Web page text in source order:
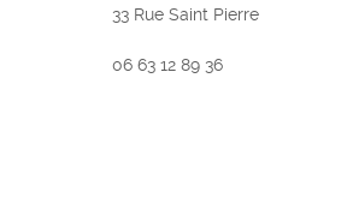
33 Rue Saint Pierre
06 63 12 89 36